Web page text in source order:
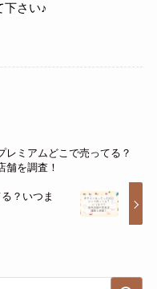
下さい♪
レミアムどこで売ってる？
舗を調査！
？いつま